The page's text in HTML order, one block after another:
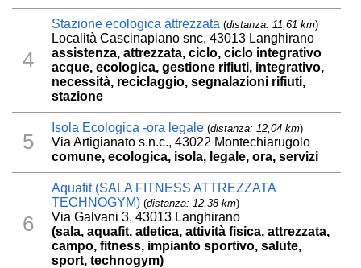
4
Stazione ecologica attrezzata (distanza: 11,61 km)
Località Cascinapiano snc, 43013 Langhirano
assistenza, attrezzata, ciclo, ciclo integrativo
acque, ecologica, gestione rifiuti, integrativo,
necessità, reciclaggio, segnalazioni rifiuti,
stazione
5
Isola Ecologica -ora legale (distanza: 12,04 km)
Via Artigianato s.n.c., 43022 Montechiarugolo
comune, ecologica, isola, legale, ora, servizi
6
Aquafit (SALA FITNESS ATTREZZATA
TECHNOGYM) (distanza: 12,38 km)
Via Galvani 3, 43013 Langhirano
(sala, aquafit, atletica, attività fisica, attrezzata,
campo, fitness, impianto sportivo, salute,
sport, technogym)